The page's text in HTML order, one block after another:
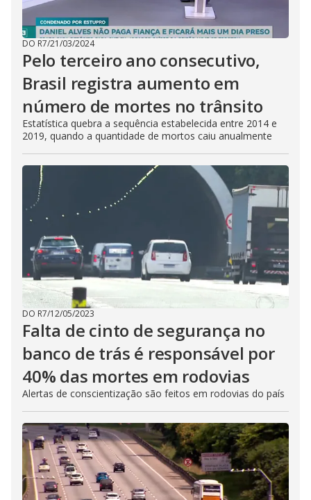
DO R7/21/03/2024
Pelo terceiro ano consecutivo,
Brasil registra aumento em
número de mortes no trânsito
Estatística quebra a sequência estabelecida entre 2014 e
2019, quando a quantidade de mortos caiu anualmente
DO R7/12/05/2023
Falta de cinto de segurança no
banco de trás é responsável por
40% das mortes em rodovias
Alertas de conscientização são feitos em rodovias do país